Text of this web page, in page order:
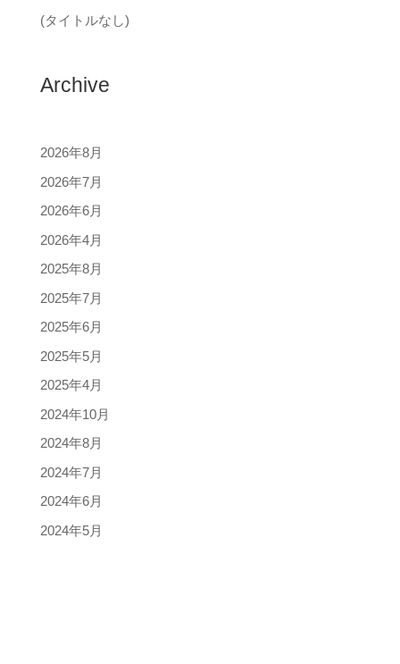
(タイトルなし)
Archive
2026年8月
2026年7月
2026年6月
2026年4月
2025年8月
2025年7月
2025年6月
2025年5月
2025年4月
2024年10月
2024年8月
2024年7月
2024年6月
2024年5月